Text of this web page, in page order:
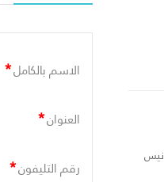
الاسم بالكامل*
العنوان*
رقم التليفون*